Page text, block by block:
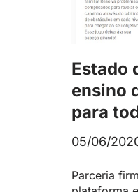
Estado
ensino
para
05/06/
Parceria